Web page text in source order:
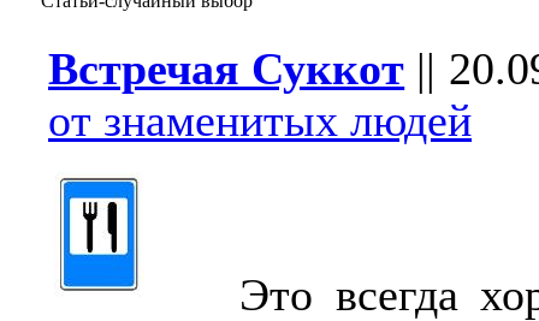
Встречая Суккот ||
от знаменитых людей
Это всегда